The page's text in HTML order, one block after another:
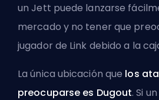
un Jett puede lanzarse
mercado y no tener que
jugador de Link debido a la
La única ubicación que los
preocuparse es Dugout. Si